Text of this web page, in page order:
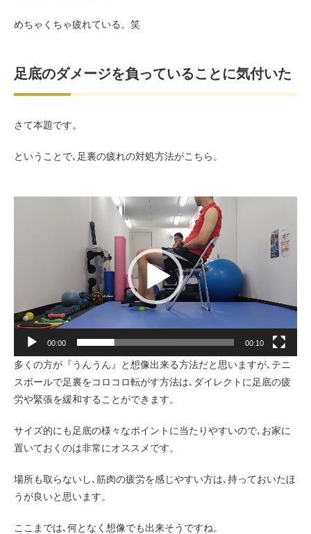
めちゃくちゃ疲れている。笑
足底のダメージを負っていることに気付いた
さて本題です。
ということで､足裏の疲れの対処方法がこちら。
ー
00:00 00:10
多くの方が『うんうん』と想像出来る方法だと思いますが､テニ
スボールで足裏をコロコロ転がす方法は､ダイレクトに足底の疲
労や緊張を緩和することができます。
サイズ的にも足底の様々なポイントに当たりやすいので､お家に
置いておくのは非常にオススメです。
場所も取らないし､筋肉の疲労を感じやすい方は､持っておいたほ
うが良いと思います。
ここまでは､何となく想像でも出来そうですね。